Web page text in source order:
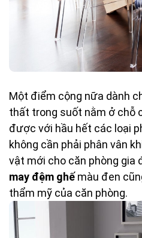
Một điểm cộng nữa dành
thất trong suốt nằm ở chỗ
được với hầu hết các loại
không cần phải phân vân
vật mới cho căn phòng gia
may đệm ghế màu đen
thẩm mỹ của căn phòng.